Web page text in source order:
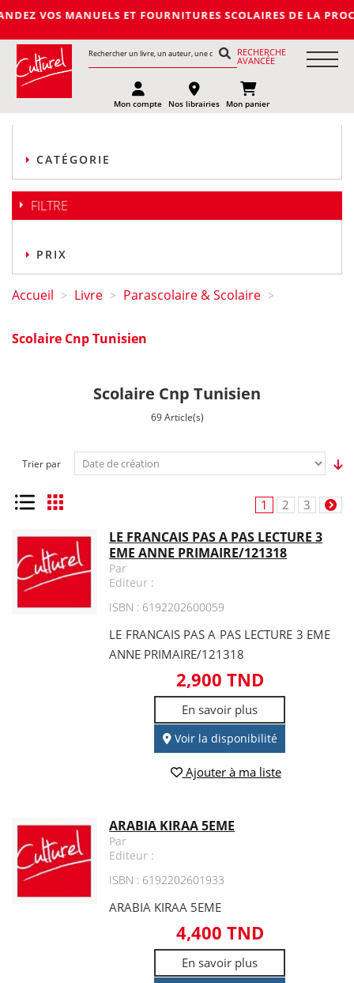
MANUELS ET FOURNITURES SCOLAIRES DE LA
RECHERCHE
AVANCÉE
Mon compte Nos librairies Mon panier
CATÉGORIE
FILTRE
PRIX
Accueil > Livre > Parascolaire & Scolaire >
Scolaire Cnp Tunisien
Scolaire Cnp Tunisien
69 Article(s)
Trier par
Liste Grille 1 2 3
LE FRANCAIS PAS A PAS LECTURE 3
EME ANNE PRIMAIRE/121318
Par
Editeur :
ISBN : 6192202600059
LE FRANCAIS PAS A PAS LECTURE 3 EME
ANNE PRIMAIRE/121318
2,900 TND
En savoir plus
Voir la disponibilité
Ajouter à ma liste
ARABIA KIRAA 5EME
Par
Editeur :
ISBN : 6192202601933
ARABIA KIRAA 5EME
4,400 TND
En savoir plus